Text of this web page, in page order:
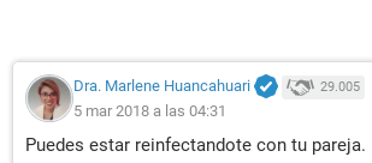
Dra. Marlene Huancahuari 29.005
5 mar 2018 a las 04:31
Puedes estar reinfectandote con tu pareja.